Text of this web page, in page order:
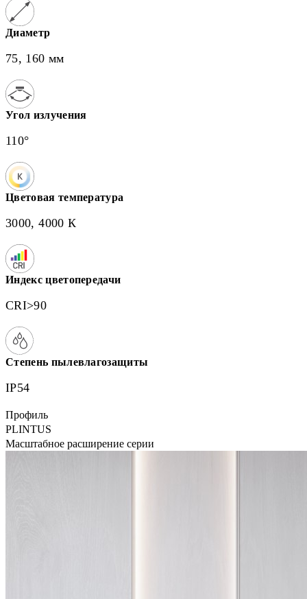
Диаметр
75, 160 мм
Угол излучения
110°
Цветовая температура
3000, 4000 К
Индекс цветопередачи
CRI>90
Степень пылевлагозащиты
IP54
Профиль
PLINTUS
Масштабное расширение серии